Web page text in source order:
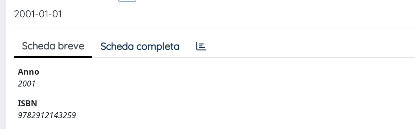
2001-01-01
Scheda breve Scheda completa
Anno
2001
ISBN
9782912143259